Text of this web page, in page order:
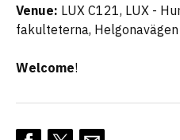
Venue: LUX C121, LUX -
fakulteterna,
Welcome!